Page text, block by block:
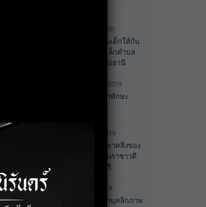
13 January 2020
มอบของขวัญวันเด็กให้กับ
ศูนย์พัฒนาเด็กเล็กตำบล
เกาะเทโพ จ.อุทัยธานี
20 December 2019
การอบรมพัฒนาทักษะ
30 October 2019
กิจกรรมร่วมบริจาคสิ่งของ
จำเป็นให้กับบ้านราชาวดี
(หญิง) จ.นนทบุรี
3 October 2019
อบรมการพัฒนาบุคลิกภาพ